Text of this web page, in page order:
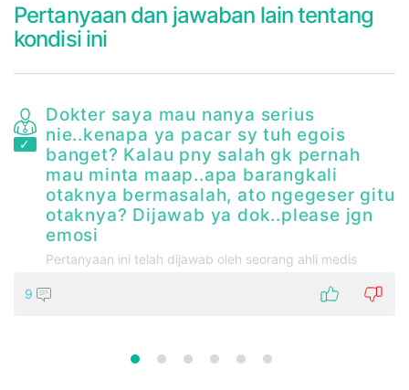
Pertanyaan dan jawaban lain tentang
kondisi ini
Dokter saya mau nanya serius
nie..kenapa ya pacar sy tuh egois
banget? Kalau pny salah gk pernah
mau minta maap..apa barangkali
otaknya bermasalah, ato ngegeser gitu
otaknya? Dijawab ya dok..please jgn
emosi
Pertanyaan ini telah dijawab oleh seorang ahli medis
9